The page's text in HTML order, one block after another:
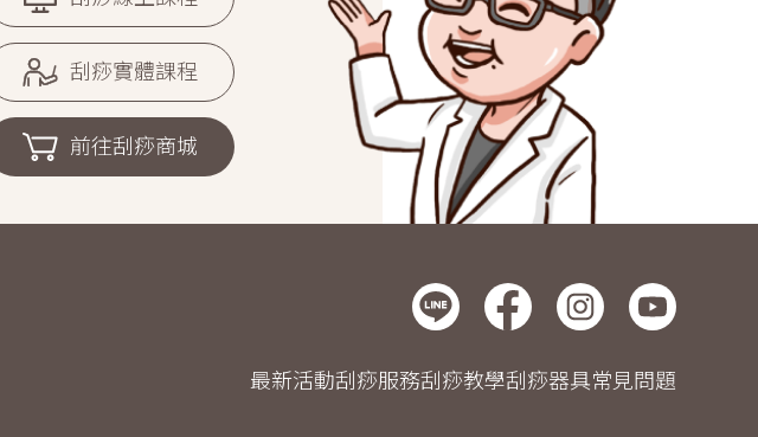
刮痧實體課程
前往刮痧商城
最新活動刮痧服務刮痧教學刮痧器具常見問題